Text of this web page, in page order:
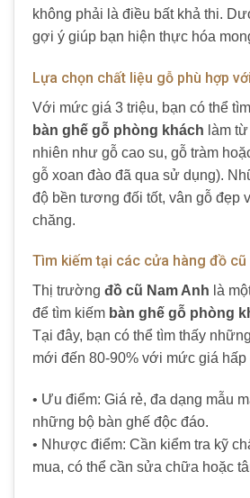
không phải là điều bất khả thi.
gợi ý giúp bạn hiện thực hóa
Lựa chọn chất liệu gỗ phù hợp
Với mức giá 3 triệu, bạn có thể
bàn ghế gỗ phòng khách làm
nhiên như gỗ cao su, gỗ tràm
gỗ xoan đào đã qua sử dụng).
độ bền tương đối tốt, vân gỗ đẹp
chăng.
Tìm kiếm tại các cửa hàng đồ
Thị trường đồ cũ Nam Anh là
để tìm kiếm bàn ghế gỗ phòng
Tại đây, bạn có thể tìm thấy
mới đến 80-90% với mức giá hấp
• Ưu điểm: Giá rẻ, đa dạng mẫu
những bộ bàn ghế độc đáo.
• Nhược điểm: Cần kiểm tra kỹ
mua, có thể cần sửa chữa hoặc